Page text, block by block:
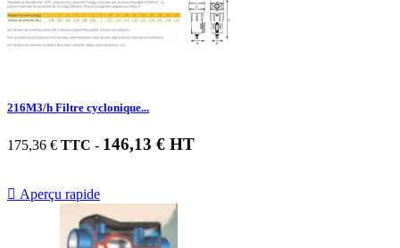
216M3/h Filtre cyclonique...
175,36 € TTC - 146,13 € HT
 Aperçu rapide